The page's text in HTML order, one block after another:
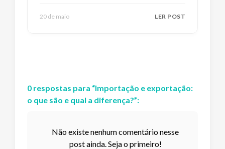
20 de maio LER POST
0 respostas para “Importação e exportação:
o que são e qual a diferença?”:
Não existe nenhum comentário nesse
post ainda. Seja o primeiro!